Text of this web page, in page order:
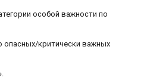
особой важности по
опасных/критически важных